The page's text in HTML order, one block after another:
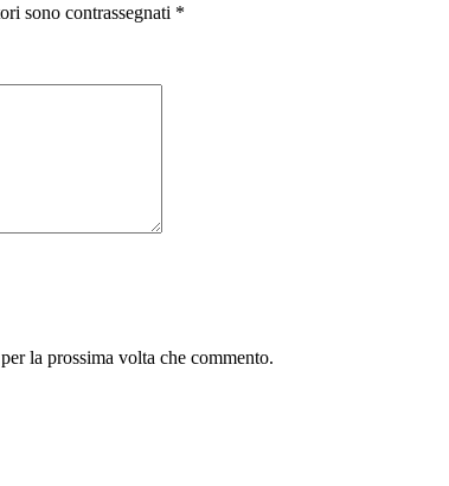
sono contrassegnati *
la prossima volta che commento.